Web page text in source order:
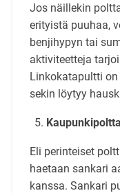
Jos näillekin
erityistä puuhaa,
benjihypyn tai
aktiviteetteja
Linkokatapultti on
sekin löytyy
Eli perinteiset
haetaan sankari
kanssa. Sankari